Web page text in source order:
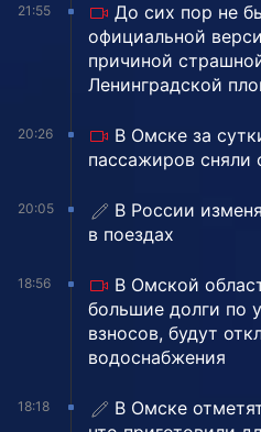
21:55
До сих пор не
официальной
причиной
Ленинградской
20:26
В Омске за
пассажиров сняли
20:05
В России
в поездах
18:56
В Омской
большие долги по
взносов, будут
водоснабжения
18:18
В Омске